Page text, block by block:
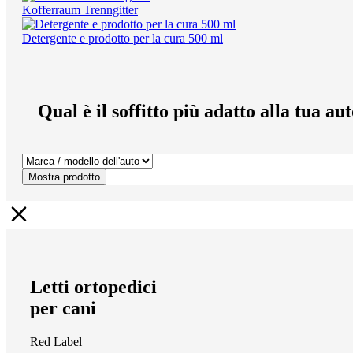
Kofferraum Trenngitter
Detergente e prodotto per la cura 500 ml
Qual è il soffitto più adatto alla tua
Mostra prodotto
Letti ortopedici
per cani
Red Label